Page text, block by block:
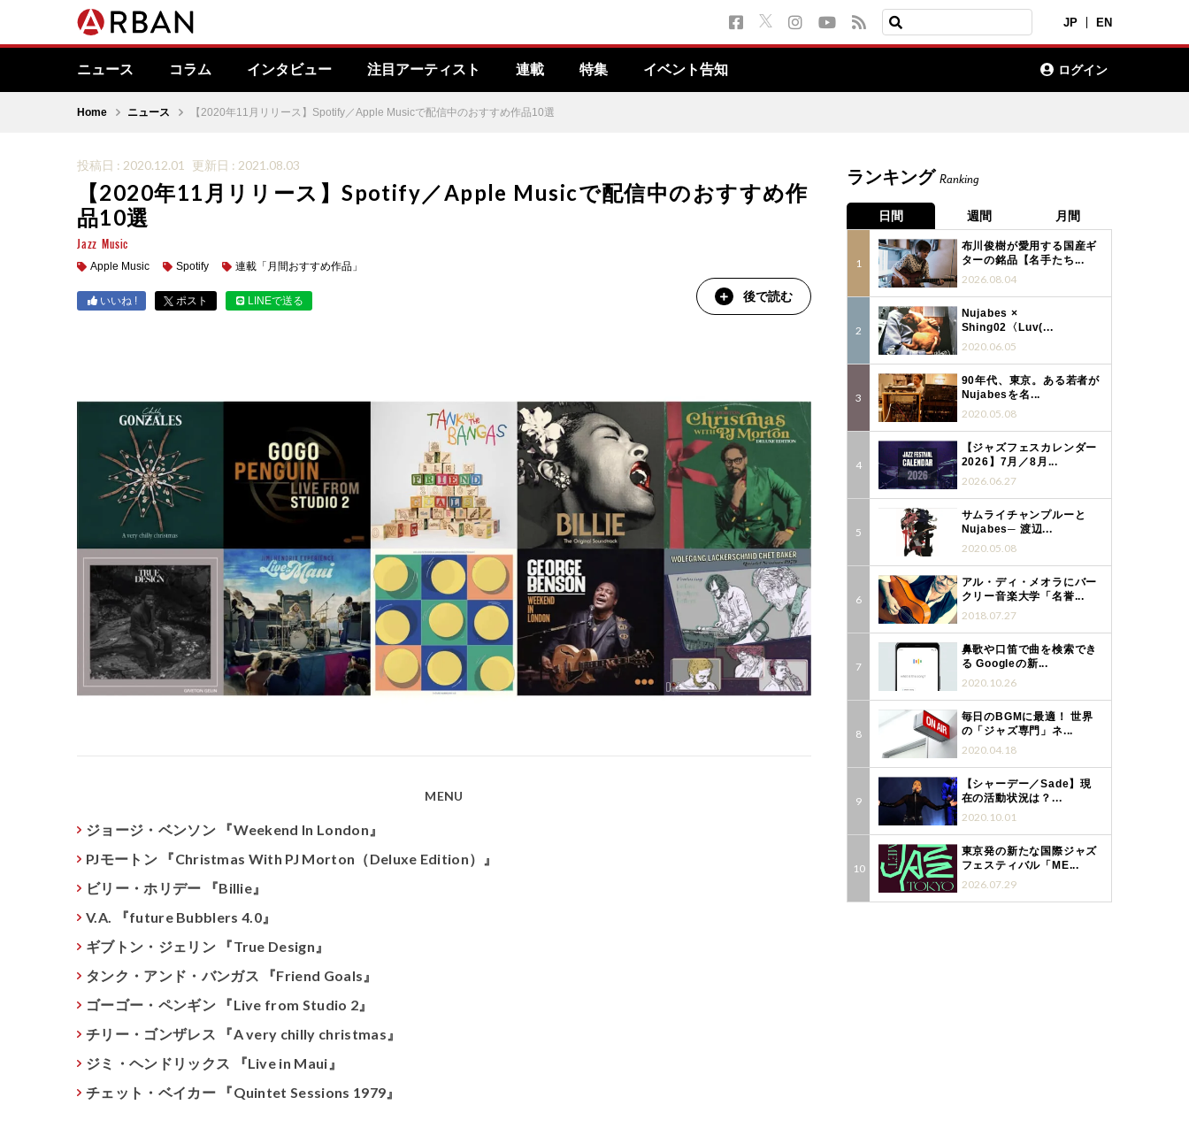
JP EN
ニュース コラム インタビュー 注目アーティスト 連載 特集 イベント告知 ログイン
Home ニュース 【2020年11月リリース】Spotify／Apple Musicで配信中のおすすめ作品10選
投稿日 : 2020.12.01 更新日 : 2021.08.03
【2020年11月リリース】Spotify／Apple Musicで配信中のおすすめ作
品10選
Jazz Music
Apple Music Spotify 連載「月間おすすめ作品」
いいね ! ポスト LINEで送る 後で読む
MENU
ジョージ・ベンソン 『Weekend In London』
PJモートン 『Christmas With PJ Morton（Deluxe Edition）』
ビリー・ホリデー 『Billie』
V.A. 『future Bubblers 4.0』
ギブトン・ジェリン 『True Design』
タンク・アンド・バンガス 『Friend Goals』
ゴーゴー・ペンギン 『Live from Studio 2』
チリー・ゴンザレス 『A very chilly christmas』
ジミ・ヘンドリックス 『Live in Maui』
チェット・ベイカー 『Quintet Sessions 1979』
ランキング Ranking
日間 週間 月間
布川俊樹が愛用する国産ギ
ターの銘品【名手たち...
2026.08.04
Nujabes ×
Shing02〈Luv(...
2020.06.05
90年代、東京。ある若者が
Nujabesを名...
2020.05.08
【ジャズフェスカレンダー
2026】7月／8月...
2026.06.27
サムライチャンプルーと
Nujabes─ 渡辺...
2020.05.08
アル・ディ・メオラにバー
クリー音楽大学「名誉...
2018.07.27
鼻歌や口笛で曲を検索でき
る Googleの新...
2020.10.26
毎日のBGMに最適！ 世界
の「ジャズ専門」ネ...
2020.04.18
【シャーデー／Sade】現
在の活動状況は？...
2020.10.01
東京発の新たな国際ジャズ
フェスティバル「ME...
2026.07.29